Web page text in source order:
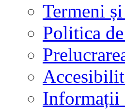
Termeni
Politica
Informații